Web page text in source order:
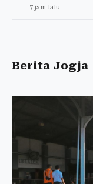
7 jam lalu
Berita Jogja